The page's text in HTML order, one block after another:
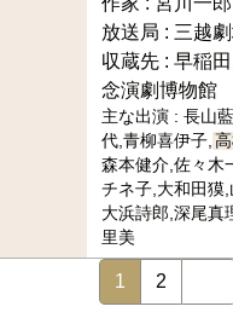
放送局 : 三越
収蔵先 : 早稲
念演劇博物館
主な出演 : 長山
代,青柳喜伊子,
森本健介,佐々木
チネ子,大和田獏
大浜詩郎,深尾真
里美
1 2